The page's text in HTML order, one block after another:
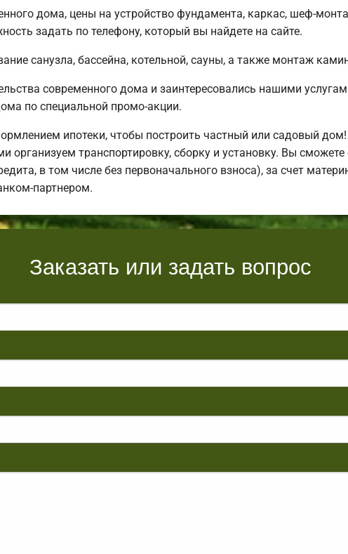
дома, цены на устройство фундамента, каркас, шеф-
задать по телефону, который вы найдете на сайте.
санузла, бассейна, котельной, сауны, а также монтаж
современного дома и заинтересовались нашими
по специальной промо-акции.
ипотеки, чтобы построить частный или садовый
организуем транспортировку, сборку и установку. Вы
в том числе без первоначального взноса), за счет
партнером.
Заказать или задать вопрос